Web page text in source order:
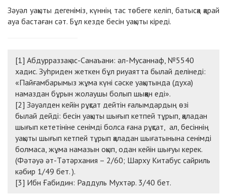
Зәуәл уақыты дегеніміз, күннің тас төбеге келіп, батысқа қарай
ауа бастаған сәт. Бұл кезде бесін уақыты кіреді.
[1] Абдурраззақ ас-Санаъани: әл-Мусаннаф, №5540
хадис. Зуһриден жеткен бұл риуаятта былай делінеді:
«Пайғамбарымыз жұма күні сәске уақытында (духа)
намаздан бұрын жолаушы болып шыққан еді».
[2] Зәуәлден кейін рұқсат дейтін ғалымдардың өзі
былай дейді: бесін уақыты шығып кетпей тұрып, қаладан
шығып кететініне сенімді болса ғана рұқсат, ал, бесіннің
уақыты шығып кетпей тұрып қаладан шығатынына сенімді
болмаса, жұма намазын оқып, одан кейін шығуы керек.
(Фәтәуә әт-Тәтәрхания – 2/60; Шарху Китабус сайриль
кәбир 1/49 бет. ).
[3] Ибн Ғабидин: Раддуль Мухтәр. 3/40 бет.